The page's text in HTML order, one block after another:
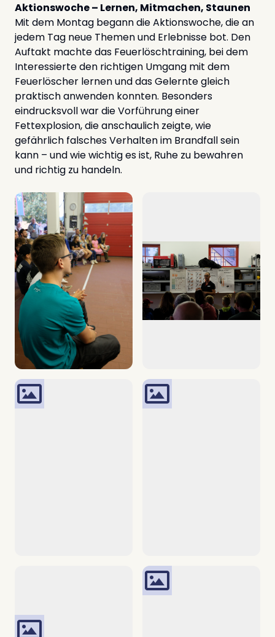
Aktionswoche – Lernen, Mitmachen, Staunen
Mit dem Montag begann die Aktionswoche, die an
jedem Tag neue Themen und Erlebnisse bot. Den
Auftakt machte das Feuerlöschtraining, bei dem
Interessierte den richtigen Umgang mit dem
Feuerlöscher lernen und das Gelernte gleich
praktisch anwenden konnten. Besonders
eindrucksvoll war die Vorführung einer
Fettexplosion, die anschaulich zeigte, wie
gefährlich falsches Verhalten im Brandfall sein
kann – und wie wichtig es ist, Ruhe zu bewahren
und richtig zu handeln.